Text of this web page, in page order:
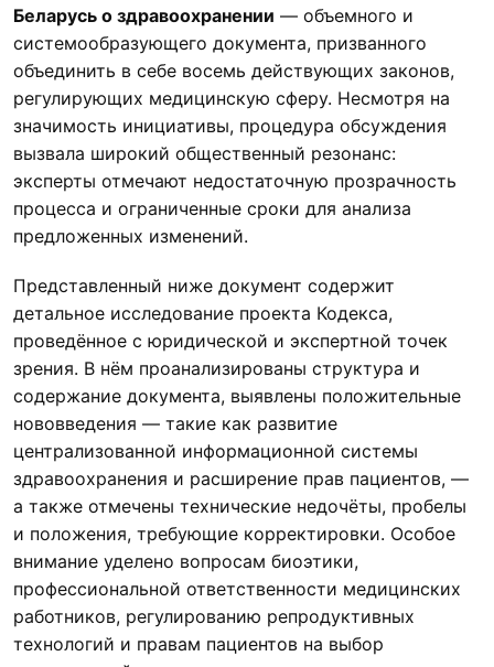
Беларусь о здравоохранении — объемного и
системообразующего документа, призванного
объединить в себе восемь действующих законов,
регулирующих медицинскую сферу. Несмотря на
значимость инициативы, процедура обсуждения
вызвала широкий общественный резонанс:
эксперты отмечают недостаточную прозрачность
процесса и ограниченные сроки для анализа
предложенных изменений.
Представленный ниже документ содержит
детальное исследование проекта Кодекса,
проведённое с юридической и экспертной точек
зрения. В нём проанализированы структура и
содержание документа, выявлены положительные
нововведения — такие как развитие
централизованной информационной системы
здравоохранения и расширение прав пациентов, —
а также отмечены технические недочёты, пробелы
и положения, требующие корректировки. Особое
внимание уделено вопросам биоэтики,
профессиональной ответственности медицинских
работников, регулированию репродуктивных
технологий и правам пациентов на выбор